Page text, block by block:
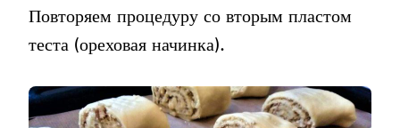
Повторяем процедуру со вторым пластом
теста (ореховая начинка).